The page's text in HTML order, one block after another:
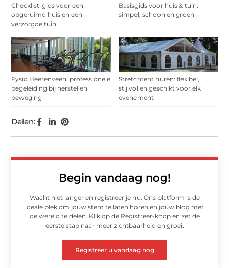
Checklist-gids voor een
opgeruimd huis en een
verzorgde tuin
Basisgids voor huis & tuin:
simpel, schoon en groen
Fysio Heerenveen: professionele
begeleiding bij herstel en
beweging
Stretchtent huren: flexibel,
stijlvol en geschikt voor elk
evenement
Begin vandaag nog!
Wacht niet langer en registreer je nu. Ons platform is de
ideale plek om jouw stem te laten horen en jouw blog met
de wereld te delen. Klik op de Registreer-knop en zet de
eerste stap naar meer zichtbaarheid en groei.
Registreer u vandaag nog
Delen: